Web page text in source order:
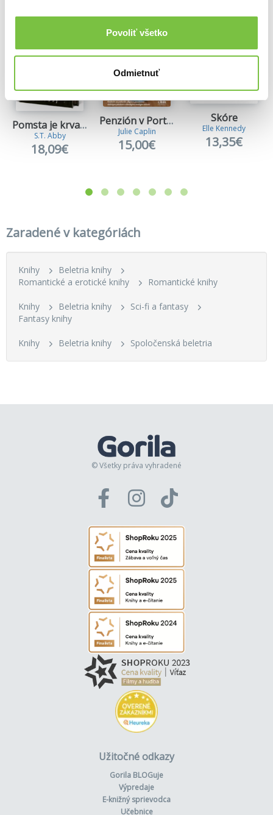
Povoliť všetko
Odmietnuť
Pomsta je krvavá (Kniha prvá)
S.T. Abby
18,09€
Penzión v Portugalsku
Julie Caplin
15,00€
Skóre
Elle Kennedy
13,35€
Zaradené v kategóriách
Knihy
Beletria knihy
Romantické a erotické knihy
Romantické knihy
Knihy Beletria knihy
Sci-fi a fantasy
Fantasy knihy
Knihy Beletria knihy Spoločenská beletria
© Všetky práva vyhradené
Užitočné odkazy
Gorila BLOGuje
Výpredaje
E-knižný sprievodca
Učebnice